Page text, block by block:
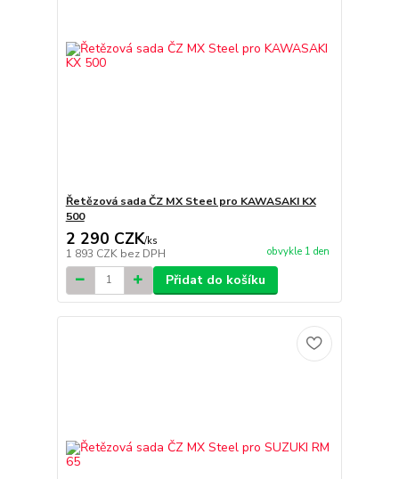
Řetězová sada ČZ MX Steel pro KAWASAKI KX
500
2 290 CZK/ks
1 893 CZK bez DPH obvykle 1 den
Přidat do košíku